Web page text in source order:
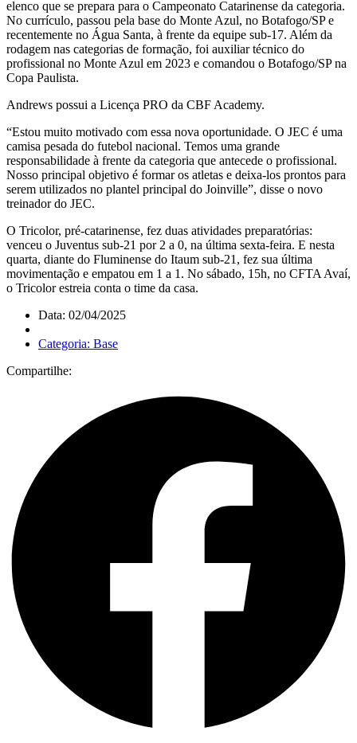
elenco que se prepara para o Campeonato Catarinense da categoria.
No currículo, passou pela base do Monte Azul, no Botafogo/SP e
recentemente no Água Santa, à frente da equipe sub-17. Além da
rodagem nas categorias de formação, foi auxiliar técnico do
profissional no Monte Azul em 2023 e comandou o Botafogo/SP na
Copa Paulista.
Andrews possui a Licença PRO da CBF Academy.
“Estou muito motivado com essa nova oportunidade. O JEC é uma
camisa pesada do futebol nacional. Temos uma grande
responsabilidade à frente da categoria que antecede o profissional.
Nosso principal objetivo é formar os atletas e deixa-los prontos para
serem utilizados no plantel principal do Joinville”, disse o novo
treinador do JEC.
O Tricolor, pré-catarinense, fez duas atividades preparatórias:
venceu o Juventus sub-21 por 2 a 0, na última sexta-feira. E nesta
quarta, diante do Fluminense do Itaum sub-21, fez sua última
movimentação e empatou em 1 a 1. No sábado, 15h, no CFTA Avaí,
o Tricolor estreia conta o time da casa.
Data: 02/04/2025
Categoria: Base
Compartilhe: